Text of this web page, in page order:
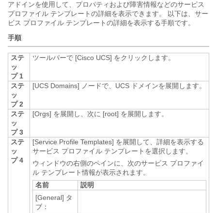
アドインを使用して、プロパティおよび障害情報などのサービス
プロファイル テンプレートの詳細を表示できます。 以下は、サー
ビス プロファイル テンプレートの詳細を表示する手順です。
手順
ステ
ッ
プ 1
ツールバーで [Cisco UCS] をクリックします。
ステ
ッ
プ 2
[UCS Domains] ノードで、UCS ドメインを展開します。
ステ
ッ
プ 3
[Orgs] を展開し、次に [root] を展開します。
ステ
ッ
プ 4
[Service Profile Templates] を展開して、詳細を表示する
サービス プロファイル テンプレートを選択します。
ウィンドウの右側のペインに、次のサービス プロファイ
ル テンプレート情報が表示されます。
名前
説明
[General] タ
ブ：